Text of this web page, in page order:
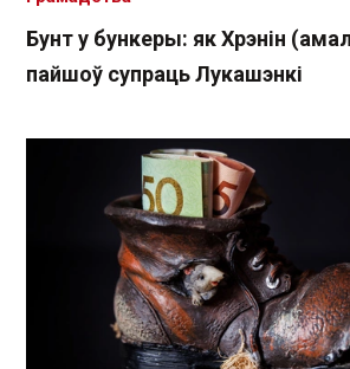
Бунт у бункеры: як Хрэнін
пайшоў супраць Лукашэнкі